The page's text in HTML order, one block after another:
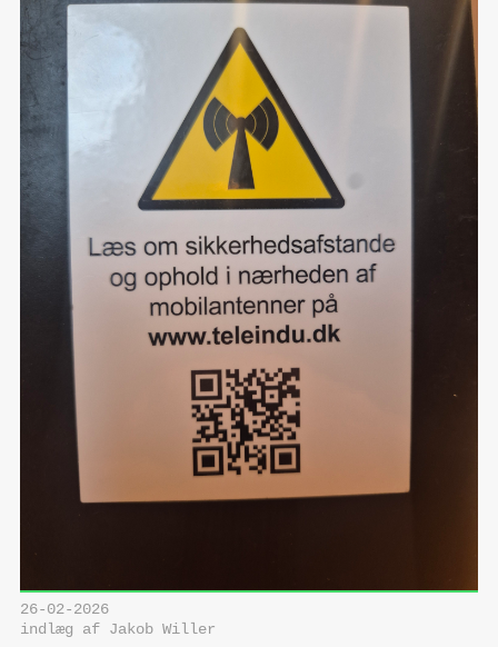
26-02-2026
indlæg af Jakob Willer